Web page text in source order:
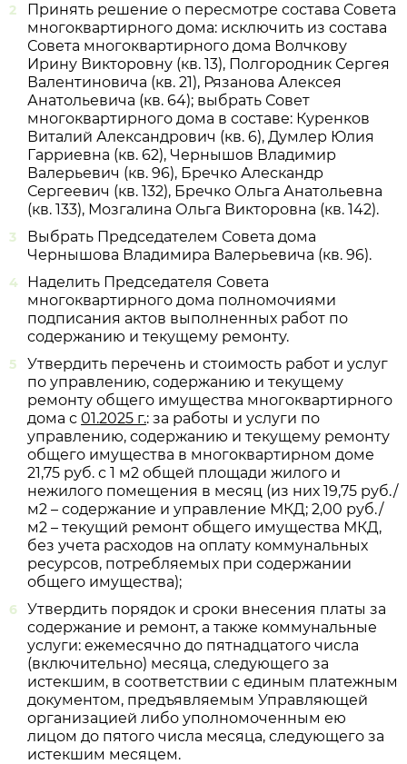
Принять решение о пересмотре состава Совета
многоквартирного дома: исключить из состава
Совета многоквартирного дома Волчкову
Ирину Викторовну (кв. 13), Полгородник Сергея
Валентиновича (кв. 21), Рязанова Алексея
Анатольевича (кв. 64); выбрать Совет
многоквартирного дома в составе: Куренков
Виталий Александрович (кв. 6), Думлер Юлия
Гарриевна (кв. 62), Чернышов Владимир
Валерьевич (кв. 96), Бречко Алескандр
Сергеевич (кв. 132), Бречко Ольга Анатольевна
(кв. 133), Мозгалина Ольга Викторовна (кв. 142).
Выбрать Председателем Совета дома
Чернышова Владимира Валерьевича (кв. 96).
Наделить Председателя Совета
многоквартирного дома полномочиями
подписания актов выполненных работ по
содержанию и текущему ремонту.
Утвердить перечень и стоимость работ и услуг
по управлению, содержанию и текущему
ремонту общего имущества многоквартирного
дома с 01.2025 г.: за работы и услуги по
управлению, содержанию и текущему ремонту
общего имущества в многоквартирном доме
21,75 руб. с 1 м2 общей площади жилого и
нежилого помещения в месяц (из них 19,75 руб./
м2 – содержание и управление МКД; 2,00 руб./
м2 – текущий ремонт общего имущества МКД,
без учета расходов на оплату коммунальных
ресурсов, потребляемых при содержании
общего имущества);
Утвердить порядок и сроки внесения платы за
содержание и ремонт, а также коммунальные
услуги: ежемесячно до пятнадцатого числа
(включительно) месяца, следующего за
истекшим, в соответствии с единым платежным
документом, предъявляемым Управляющей
организацией либо уполномоченным ею
лицом до пятого числа месяца, следующего за
истекшим месяцем.